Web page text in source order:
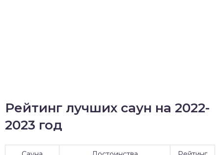
Рейтинг лучших саун на 2022-
2023 год